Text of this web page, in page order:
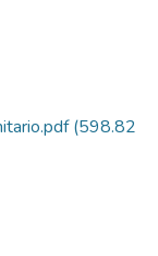
(598.82